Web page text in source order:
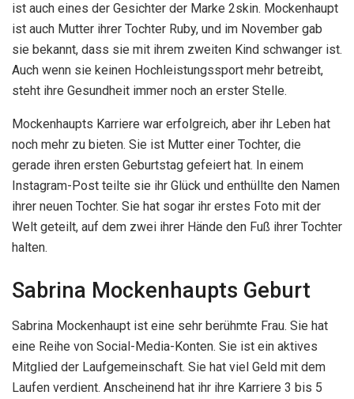
ist auch eines der Gesichter der Marke 2skin. Mockenhaupt
ist auch Mutter ihrer Tochter Ruby, und im November gab
sie bekannt, dass sie mit ihrem zweiten Kind schwanger ist.
Auch wenn sie keinen Hochleistungssport mehr betreibt,
steht ihre Gesundheit immer noch an erster Stelle.
Mockenhaupts Karriere war erfolgreich, aber ihr Leben hat
noch mehr zu bieten. Sie ist Mutter einer Tochter, die
gerade ihren ersten Geburtstag gefeiert hat. In einem
Instagram-Post teilte sie ihr Glück und enthüllte den Namen
ihrer neuen Tochter. Sie hat sogar ihr erstes Foto mit der
Welt geteilt, auf dem zwei ihrer Hände den Fuß ihrer Tochter
halten.
Sabrina Mockenhaupts Geburt
Sabrina Mockenhaupt ist eine sehr berühmte Frau. Sie hat
eine Reihe von Social-Media-Konten. Sie ist ein aktives
Mitglied der Laufgemeinschaft. Sie hat viel Geld mit dem
Laufen verdient. Anscheinend hat ihr ihre Karriere 3 bis 5